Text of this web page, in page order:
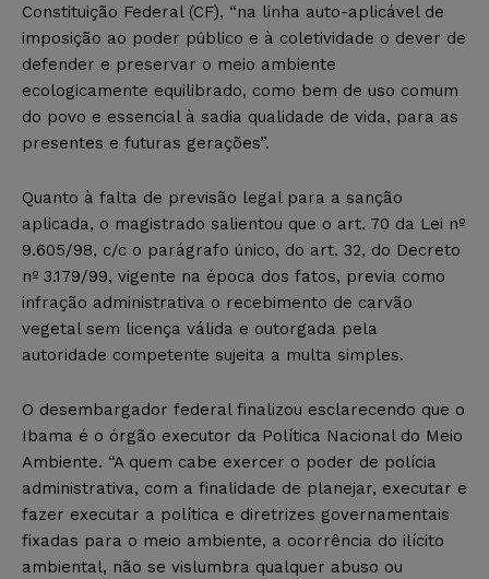
Constituição Federal (CF), “na linha auto-aplicável de
imposição ao poder público e à coletividade o dever de
defender e preservar o meio ambiente
ecologicamente equilibrado, como bem de uso comum
do povo e essencial à sadia qualidade de vida, para as
presentes e futuras gerações”.
Quanto à falta de previsão legal para a sanção
aplicada, o magistrado salientou que o art. 70 da Lei nº
9.605/98, c/c o parágrafo único, do art. 32, do Decreto
nº 3.179/99, vigente na época dos fatos, previa como
infração administrativa o recebimento de carvão
vegetal sem licença válida e outorgada pela
autoridade competente sujeita a multa simples.
O desembargador federal finalizou esclarecendo que o
Ibama é o órgão executor da Política Nacional do Meio
Ambiente. “A quem cabe exercer o poder de polícia
administrativa, com a finalidade de planejar, executar e
fazer executar a política e diretrizes governamentais
fixadas para o meio ambiente, a ocorrência do ilícito
ambiental, não se vislumbra qualquer abuso ou